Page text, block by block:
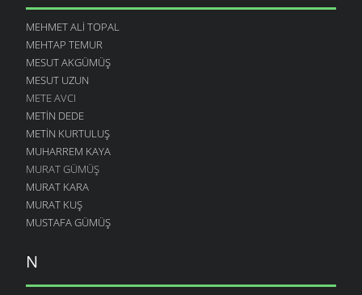
MEHMET ALI TOPAL
MEHTAP TEMUR
MESUT AKGÜMÜŞ
MESUT UZUN
METE AVCI
METIN DEDE
METIN KURTULUŞ
MUHARREM KAYA
MURAT GÜMÜŞ
MURAT KARA
MURAT KUŞ
MUSTAFA GÜMÜŞ
N